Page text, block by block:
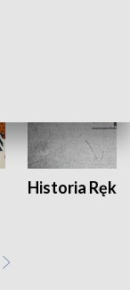
Historia Ręką